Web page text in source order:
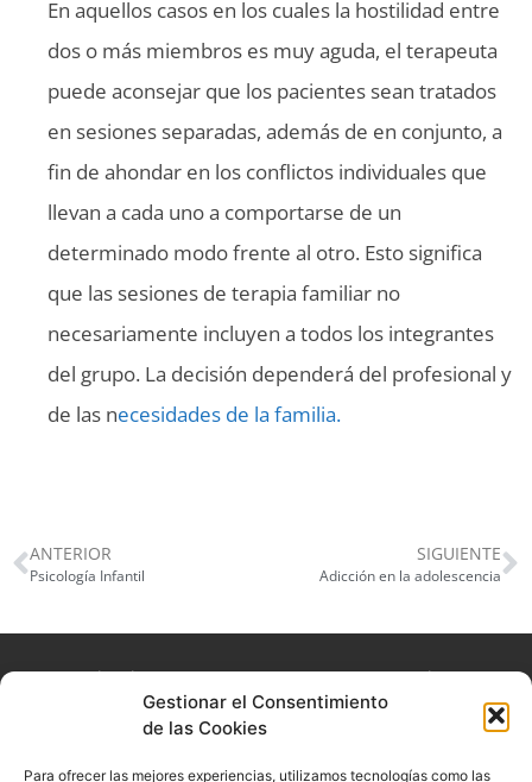
Gestionar el Consentimiento
de las Cookies
Para ofrecer las mejores experiencias, utilizamos tecnologías como las
En aquellos casos en los cuales la hostilidad entre
dos o más miembros es muy aguda, el terapeuta
puede aconsejar que los pacientes sean tratados
en sesiones separadas, además de en conjunto, a
fin de ahondar en los conflictos individuales que
llevan a cada uno a comportarse de un
determinado modo frente al otro. Esto significa
que las sesiones de terapia familiar no
necesariamente incluyen a todos los integrantes
del grupo. La decisión dependerá del profesional y
de las necesidades de la familia.
ANTERIOR
Psicología Infantil
SIGUIENTE
Adicción en la adolescencia
La experiencia que queremos que nuestros usuarios
experimenten es la de acudir consulta y sentirse en un
lugar seguro, cómodo y confortable.